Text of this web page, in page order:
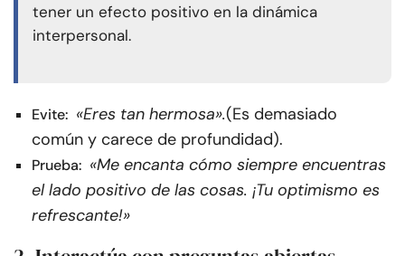
tener un efecto positivo en la dinámica
interpersonal.
Evite: «Eres tan hermosa».(Es demasiado
común y carece de profundidad).
Prueba: «Me encanta cómo siempre encuentras
el lado positivo de las cosas. ¡Tu optimismo es
refrescante!»